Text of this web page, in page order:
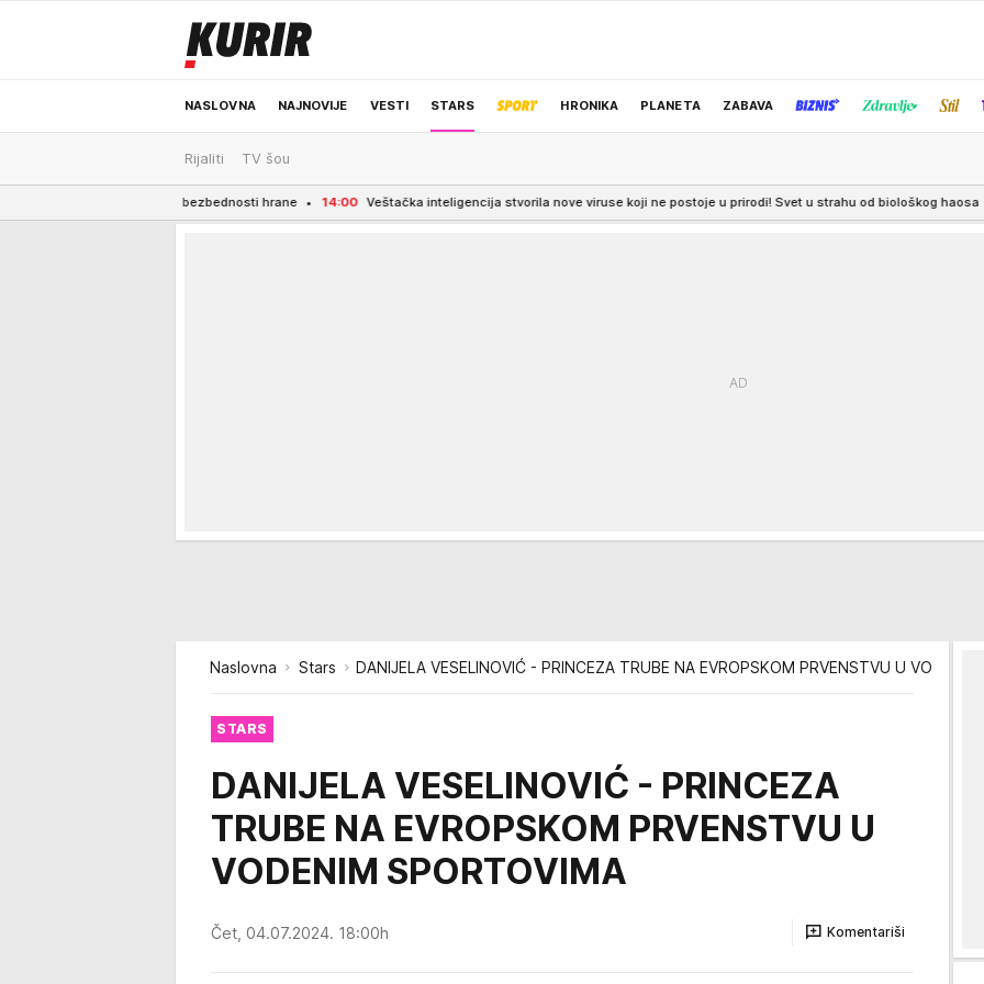
NASLOVNA NAJNOVIJE VESTI STARS HRONIKA PLANETA ZABAVA
ODRŽIVA BUDUĆNOST
Rijaliti TV šou
14:00 Veštačka inteligencija stvorila nove viruse koji ne postoje u prirodi! Svet u strahu od biološkog haosa 14:00
Naslovna Stars DANIJELA VESELINOVIĆ - PRINCEZA TRUBE NA EVROPSKOM PRVENSTVU U VODENIM
STARS
DANIJELA VESELINOVIĆ - PRINCEZA
TRUBE NA EVROPSKOM PRVENSTVU U
VODENIM SPORTOVIMA
Čet, 04.07.2024. 18:00h Komentariši